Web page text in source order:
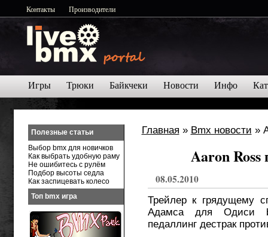
Контакты Производители
Игры Трюки Байкчеки Новости Инфо
Главная » Bmx новости »
Aaron
08.05.2010
Трейлер к грядущему
Адамса для Одиси
педаллинг дестрак
Полезные статьи
Выбор bmx для новичков
Как выбрать удобную раму
Не ошибитесь с рулём
Подбор высоты седла
Как заспицевать колесо
Топ bmx игра